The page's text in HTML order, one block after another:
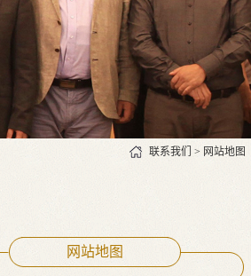
联系我们 > 网站地图
网站地图